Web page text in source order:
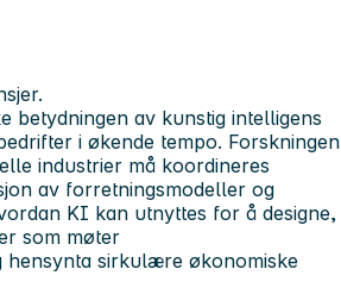
betydningen av kunstig intelligens
i økende tempo. Forskningen
industrier må koordineres
av forretningsmodeller og
KI kan utnyttes for å designe,
som møter
sirkulære økonomiske